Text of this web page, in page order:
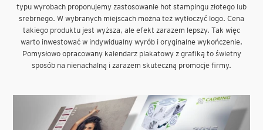
typu wyrobach proponujemy zastosowanie hot stampingu złotego lub
srebrnego. W wybranych miejscach można też wytłoczyć logo. Cena
takiego produktu jest wyższa, ale efekt zarazem lepszy. Tak więc
warto inwestować w indywidualny wyrób i oryginalne wykończenie.
Pomysłowo opracowany kalendarz plakatowy z grafiką to świetny
sposób na nienachalną i zarazem skuteczną promocje firmy.